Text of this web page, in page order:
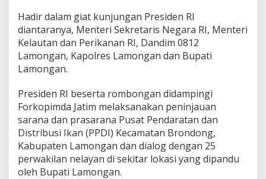
r
k
o
m
p
d
a
Hadir dalam giat kunjungan Presiden RI
diantaranya, Menteri Sekretaris Negara RI, Menteri
Kelautan dan Perikanan RI, Dandim 0812
Lamongan, Kapolres Lamongan dan Bupati
Lamongan.
Presiden RI beserta rombongan didampingi
Forkopimda Jatim melaksanakan peninjauan
sarana dan prasarana Pusat Pendaratan dan
Distribusi Ikan (PPDI) Kecamatan Brondong,
Kabupaten Lamongan dan dialog dengan 25
perwakilan nelayan di sekitar lokasi yang dipandu
oleh Bupati Lamongan.